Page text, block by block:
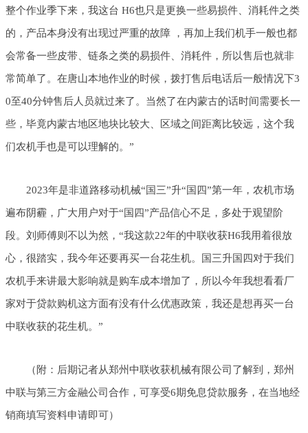
整个作业季下来，我这台 H6也只是更换一些易损件、消耗件之类
的，产品本身没有出现过严重的故障 ，再加上我们机手一般也都
会常备一些皮带、链条之类的易损件、消耗件，所以售后也就非
常简单了。在唐山本地作业的时候，拨打售后电话后一般情况下3
0至40分钟售后人员就过来了。当然了在内蒙古的话时间需要长一
些，毕竟内蒙古地区地块比较大、区域之间距离比较远，这个我
们农机手也是可以理解的。”
2023年是非道路移动机械“国三”升“国四”第一年，农机市场
遍布阴霾，广大用户对于“国四”产品信心不足，多处于观望阶
段。刘师傅则不以为然，“我这款22年的中联收获H6我用着很放
心，很踏实，我今年还要再买一台花生机。国三升国四对于我们
农机手来讲最大影响就是购车成本增加了，所以今年我想看看厂
家对于贷款购机这方面有没有什么优惠政策，我还是想再买一台
中联收获的花生机。”
（附：后期记者从郑州中联收获机械有限公司了解到，郑州
中联与第三方金融公司合作，可享受6期免息贷款服务，在当地经
销商填写资料申请即可）